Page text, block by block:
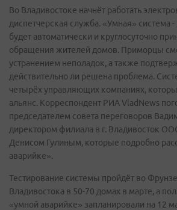
Во Владивостоке начнёт работать
диспетчерская служба. «Умная» система
будет автоматически и круглосуточно
обращения жителей домов. Приморцы
устранением неполадок, а также
действительно ли решена проблема.
четырёх управляющих компаниях,
альянс. Корреспондент РИА VladNews
председателем совета переговоров
директором филиала в г. Владивосток
Денисом Гулиным, которые подробно
аварийке».
Тестирование системы пройдёт во
Владивостока в 50-70 домах в марте, а
«умной аварийке» запланировали на 12